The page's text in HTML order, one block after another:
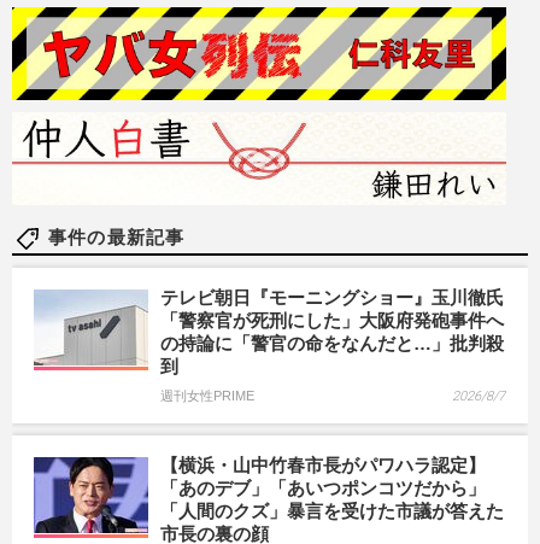
事件の最新記事
テレビ朝日『モーニングショー』玉川徹氏
「警察官が死刑にした」大阪府発砲事件へ
の持論に「警官の命をなんだと…」批判殺
到
週刊女性PRIME 2026/8/7
【横浜・山中竹春市長がパワハラ認定】
「あのデブ」「あいつポンコツだから」
「人間のクズ」暴言を受けた市議が答えた
市長の裏の顔